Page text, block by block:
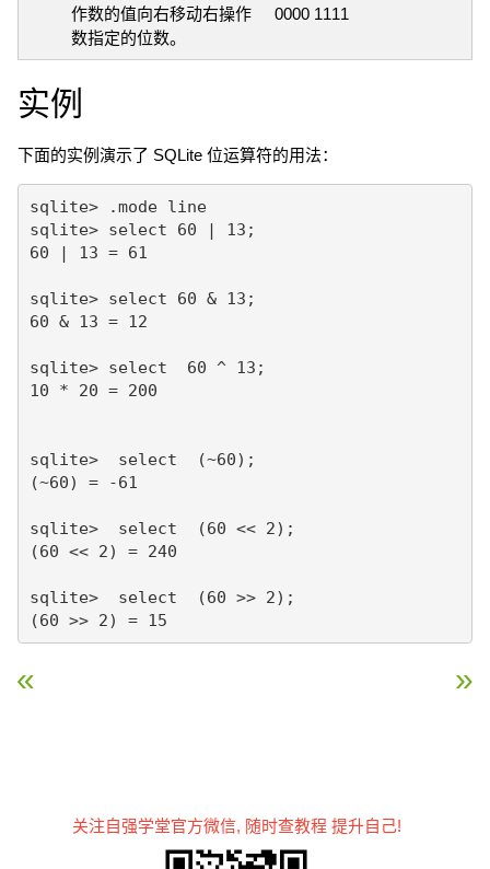
作数的值向右移动右操作
数指定的位数。
0000 1111
实例
下面的实例演示了 SQLite 位运算符的用法：
sqlite> .mode line
sqlite> select 60 | 13;
60 | 13 = 61
sqlite> select 60 & 13;
60 & 13 = 12
sqlite> select  60 ^ 13;
10 * 20 = 200
sqlite>  select  (~60);
(~60) = -61
sqlite>  select  (60 << 2);
(60 << 2) = 240
sqlite>  select  (60 >> 2);
« SQLite Select 语句 SQLite 表达式 »
关注自强学堂官方微信, 随时查教程 提升自己!